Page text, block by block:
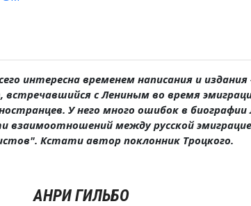
интересна временем написания и издания
с Лениным во время
У него много ошибок в биографии
взаимоотношений между русской
Кстати автор поклонник Троцкого.
АНРИ ГИЛЬБО